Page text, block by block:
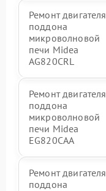
Ремонт двигателя
поддона
микроволновой
печи Midea
AG820CRL
Ремонт двигателя
поддона
микроволновой
печи Midea
EG820CAA
Ремонт двигателя
поддона